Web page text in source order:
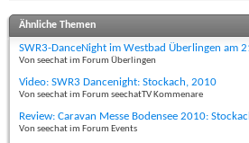
Ähnliche Themen
SWR3-DanceNight im Westbad Überlingen am
Von seechat im Forum Überlingen
Video: SWR3 Dancenight: Stockach, 2010
Von seechat im Forum seechatTV Kommenare
Review: Caravan Messe Bodensee 2010:
Von seechat im Forum Events